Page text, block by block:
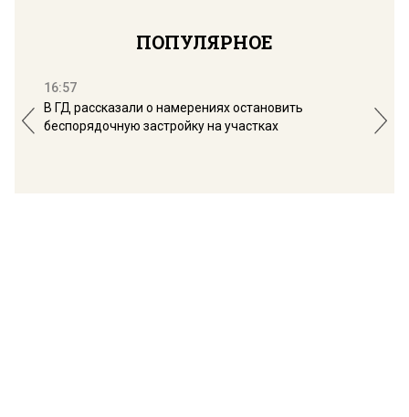
ПОПУЛЯРНОЕ
16:57
В ГД рассказали о намерениях остановить
беспорядочную застройку на участках